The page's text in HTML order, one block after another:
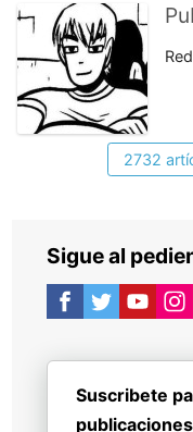
2732
Sigue al
Suscribete